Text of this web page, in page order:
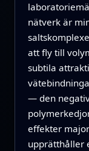
nätverk är
att fly till
subtila
— den
effekter
upprätthåller